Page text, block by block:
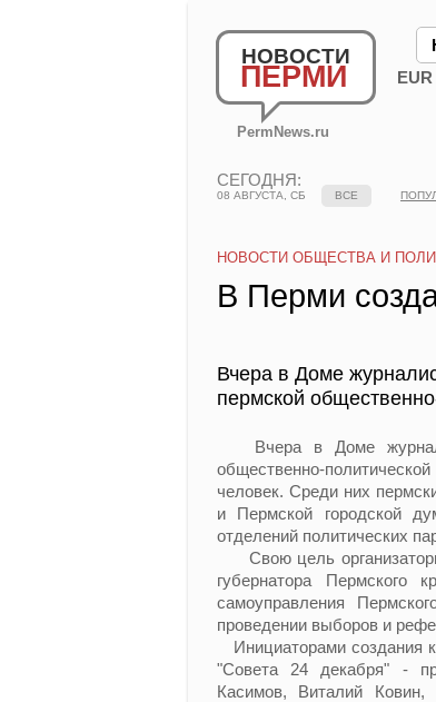
НОВОСТИ
ПЕРМИ
PermNews.ru
СЕГОДНЯ:
08 АВГУСТА, СБ ВСЕ
НОВОСТИ ОБЩЕСТВА И
В Перми
Вчера в Доме
пермской
Вчера в Доме
общественно-
человек. Среди них
и Пермской городской
отделений политических
Свою цель
губернатора
самоуправления
проведении выборов и
Инициаторами создания
"Совета 24 декабря" -
Касимов, Виталий Ковин,